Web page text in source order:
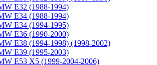
E32 (1988-1994)
E34 (1988-1994)
E34 (1994-1995)
E36 (1990-2000)
E38 (1994-1998) (1998-2002)
E39 (1995-2003)
E53 X5 (1999-2004-2006)